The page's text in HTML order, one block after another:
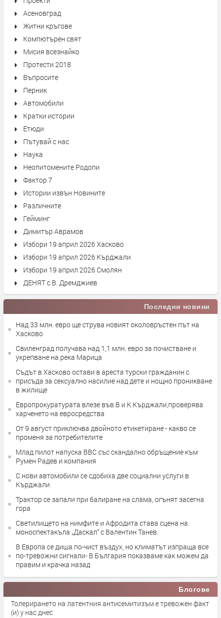
Асеновград
Житни кръгове
Компютърен свят
Мисия всезнайко
Протести 2018
Въпросите
Перник
Автомобили
Кратки истории
Етюди
Пътувай с нас
Наука
Неопитомените Родопи
Фактор 7
Истории извън Новините
Различните
Гейминг
Димитър Аврамов
Избори 19 април 2026 Хасково
Избори 19 април 2026 Кърджали
Избори 19 април 2026 Смолян
ДЕНЯТ с В. Дремджиев
Последни новини
Над 33 млн. евро ще струва новият околовръстен път на
Хасково
Свиленград получава над 1,1 млн. евро за почистване и
укрепване на река Марица
Съдът в Хасково остави в ареста турски гражданин с
присъда за сексуално насилие над дете и нощно проникване
в жилище
Европрокуратурата влезе във В и К Кърджали,проверява
харченето на евросредства
От 9 август приключва двойното етикетиране - какво се
променя за потребителите
Млад пилот напуска ВВС със скандално обръщение към
Румен Радев и компания
С нови автомобили се сдобиха две социални услуги в
Кърджали
Трактор се запали при балиране на слама, огънят засегна
гора
Светилището на нимфите и Афродита става сцена на
моноспектакъла „Даскал“ с Валентин Танев.
В Европа се диша по-чист въздух, но климатът изпраща все
по-тревожни сигнали- В България показваме как можем да
правим и крачка назад
Блогове
Толерирането на латентния антисемитизъм е тревожен факт
(и) у нас днес